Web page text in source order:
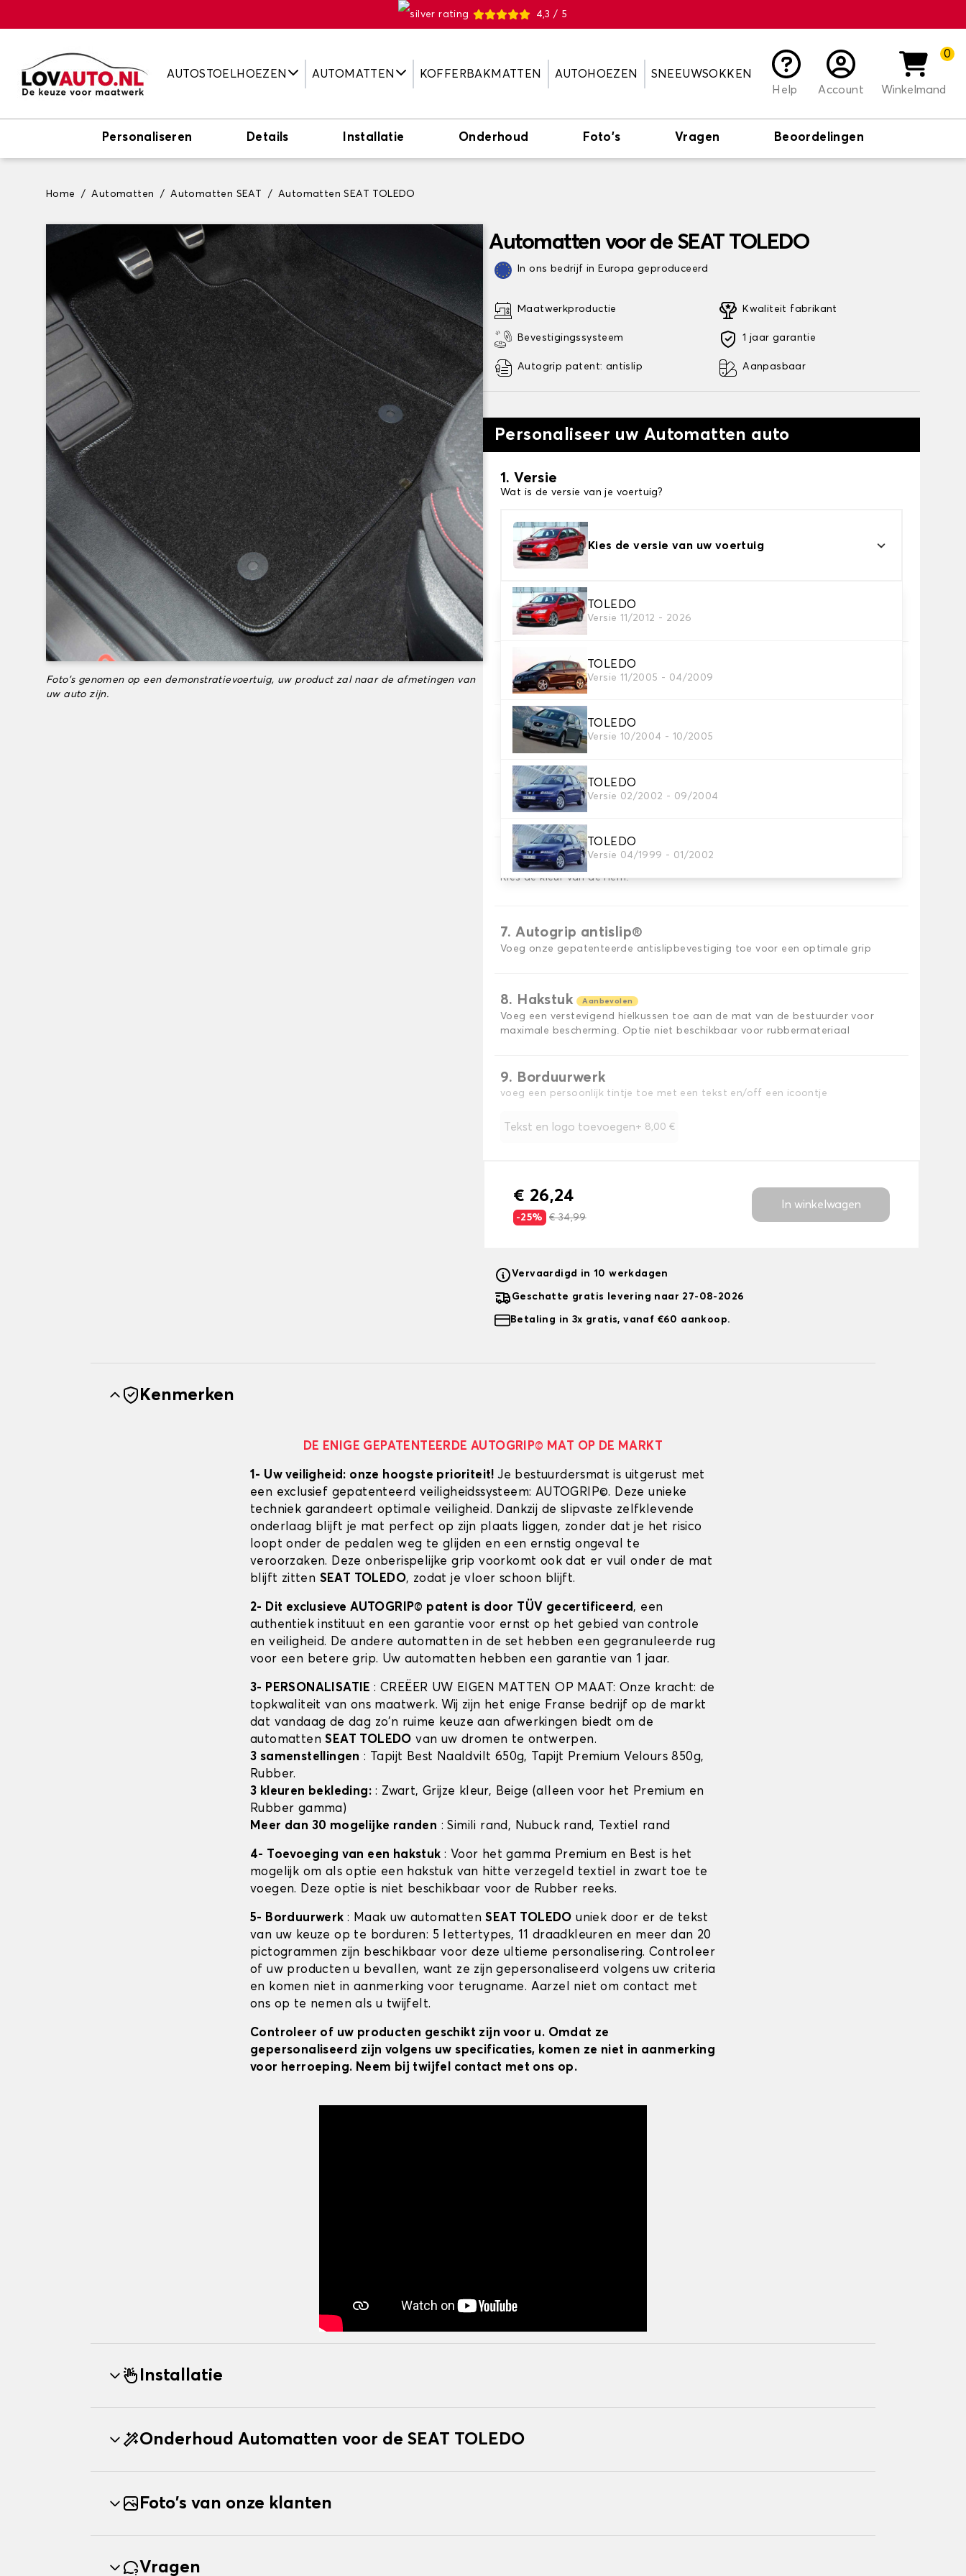
4,3 / 5
AUTOSTOELHOEZEN AUTOMATTEN KOFFERBAKMATTEN AUTOHOEZEN
SNEEUWSOKKEN
Help
Account
0
Winkelmand
Personaliseren Details Installatie Onderhoud Foto's Vragen Beoordelingen
Home Automatten Automatten SEAT Automatten SEAT TOLEDO
Foto's genomen op een demonstratievoertuig, uw product zal naar de afmetingen van
uw auto zijn.
Automatten voor de SEAT TOLEDO
In ons bedrijf in Europa geproduceerd
Maatwerkproductie
Bevestigingssysteem
Autogrip patent: antislip
Kwaliteit fabrikant
1 jaar garantie
Aanpasbaar
Personaliseer uw Automatten auto
1. Versie
Wat is de versie van je voertuig?
Kies de versie van uw voertuig
TOLEDO
Versie 11/2012 - 2026
TOLEDO
Versie 11/2005 - 04/2009
TOLEDO
Versie 10/2004 - 10/2005
TOLEDO
Versie 02/2002 - 09/2004
TOLEDO
Versie 04/1999 - 01/2002
2. Materiaal
Kies het materiaal van uw automatten
3. Aantal matten
Selecteer het aantal automatten dat je nodig hebt.
4. Tapijt kleuren
Kies de kleur van je tapijt ..
5. Materiaal riem
Kies het materiaal voor de riem.
6. Kleur koord
Kies de kleur van de riem.
7. Autogrip antislip®
Voeg onze gepatenteerde antislipbevestiging toe voor een optimale grip
8. Hakstuk Aanbevolen
Voeg een verstevigend hielkussen toe aan de mat van de bestuurder voor
maximale bescherming. Optie niet beschikbaar voor rubbermateriaal
9. Borduurwerk
voeg een persoonlijk tintje toe met een tekst en/off een icoontje
Tekst en logo toevoegen+ 8,00 €
€ 26,24
-25% € 34,99
In winkelwagen
Vervaardigd in 10 werkdagen
Geschatte gratis levering naar 27-08-2026
Betaling in 3x gratis, vanaf €60 aankoop.
Kenmerken
DE ENIGE GEPATENTEERDE AUTOGRIP© MAT OP DE MARKT
1- Uw veiligheid: onze hoogste prioriteit!Je bestuurdersmat is uitgerust met
een exclusief gepatenteerd veiligheidssysteem: AUTOGRIP©. Deze unieke
techniek garandeert optimale veiligheid. Dankzij de slipvaste zelfklevende
onderlaag blijft je mat perfect op zijn plaats liggen, zonder dat je het risico
loopt onder de pedalen weg te glijden en een ernstig ongeval te
veroorzaken. Deze onberispelijke grip voorkomt ook dat er vuil onder de mat
blijft zitten SEAT TOLEDO, zodat je vloer schoon blijft.
2- Dit exclusieve AUTOGRIP© patent is door TÜV gecertificeerd, een
authentiek instituut en een garantie voor ernst op het gebied van controle
en veiligheid. De andere automatten in de set hebben een gegranuleerde rug
voor een betere grip. Uw automatten hebben een garantie van 1 jaar.
3- PERSONALISATIE: CREËER UW EIGEN MATTEN OP MAAT: Onze kracht: de
topkwaliteit van ons maatwerk. Wij zijn het enige Franse bedrijf op de markt
dat vandaag de dag zo'n ruime keuze aan afwerkingen biedt om de
automattenSEAT TOLEDO van uw dromen te ontwerpen.
3 samenstellingen : Tapijt Best Naaldvilt 650g, Tapijt Premium Velours 850g,
Rubber.
3 kleuren bekleding: : Zwart, Grijze kleur, Beige (alleen voor het Premium en
Rubber gamma)
Meer dan 30 mogelijke randen : Simili rand, Nubuck rand, Textiel rand
4- Toevoeging van een hakstuk : Voor het gamma Premium en Best is het
mogelijk om als optie een hakstuk van hitte verzegeld textiel in zwart toe te
voegen. Deze optie is niet beschikbaar voor de Rubber reeks.
5- Borduurwerk : Maak uw automattenSEAT TOLEDO uniek door er de tekst
van uw keuze op te borduren: 5 lettertypes, 11 draadkleuren en meer dan 20
pictogrammen zijn beschikbaar voor deze ultieme personalisering. Controleer
of uw producten u bevallen, want ze zijn gepersonaliseerd volgens uw criteria
en komen niet in aanmerking voor terugname. Aarzel niet om contact met
ons op te nemen als u twijfelt.
Controleer of uw producten geschikt zijn voor u. Omdat ze
gepersonaliseerd zijn volgens uw specificaties, komen ze niet in aanmerking
voor herroeping. Neem bij twijfel contact met ons op.
Installatie
Onderhoud Automatten voor de SEAT TOLEDO
Foto's van onze klanten
Vragen